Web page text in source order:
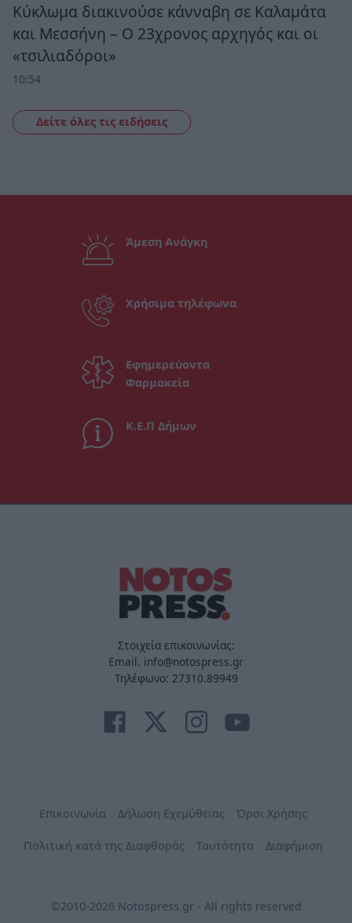
Κύκλωμα διακινούσε κάνναβη σε Καλαμάτα
και Μεσσήνη – Ο 23χρονος αρχηγός και οι
«τσιλιαδόροι»
10:54
Δείτε όλες τις ειδήσεις
Άμεση Ανάγκη
Χρήσιμα τηλέφωνα
Εφημερεύοντα
Φαρμακεία
Κ.Ε.Π Δήμων
Στοιχεία επικοινωνίας:
Email. info@notospress.gr
Τηλέφωνο: 27310.89949
Επικοινωνία Δήλωση Εχεμύθειας Όροι Χρήσης
Πολιτική κατά της Διαφθοράς Ταυτότητα Διαφήμιση
©2010-2026 Notospress.gr - All rights reserved